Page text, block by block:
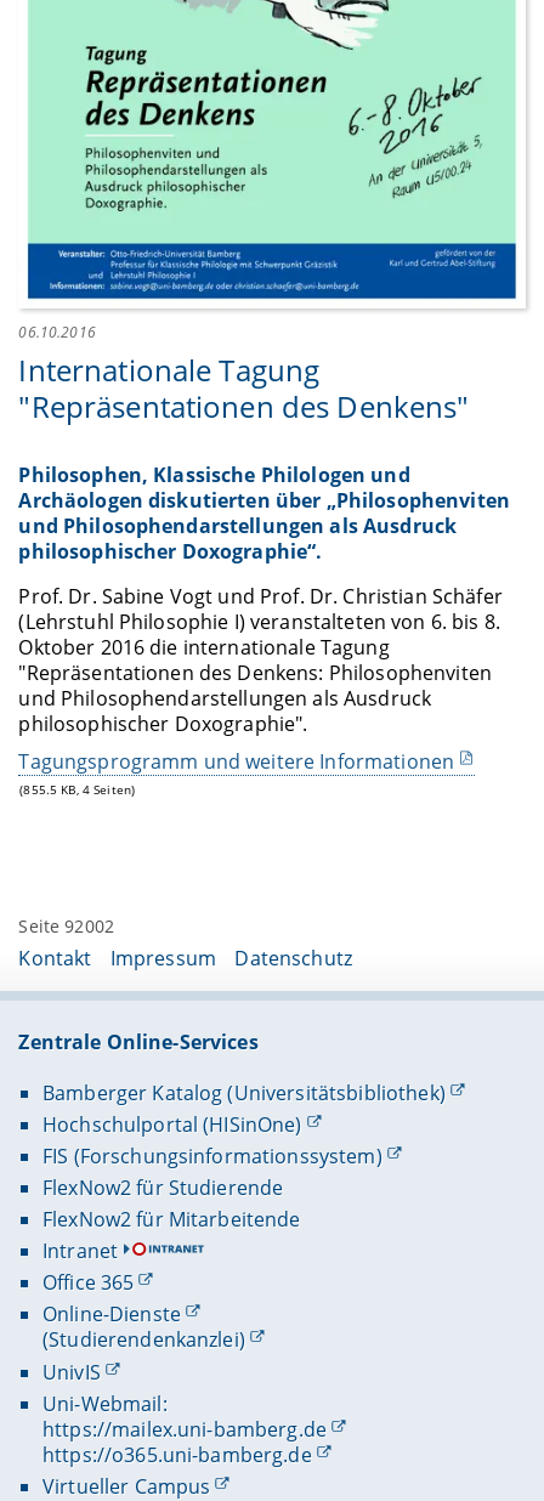
06.10.2016
Internationale Tagung
"Repräsentationen des Denkens"
Philosophen, Klassische Philologen und
Archäologen diskutierten über „Philosophenviten
und Philosophendarstellungen als Ausdruck
philosophischer Doxographie“.
Prof. Dr. Sabine Vogt und Prof. Dr. Christian Schäfer
(Lehrstuhl Philosophie I) veranstalteten von 6. bis 8.
Oktober 2016 die internationale Tagung
"Repräsentationen des Denkens: Philosophenviten
und Philosophendarstellungen als Ausdruck
philosophischer Doxographie".
Tagungsprogramm und weitere Informationen
(855.5 KB, 4 Seiten)
Seite 92002
Kontakt Impressum Datenschutz
Zentrale Online-Services
Bamberger Katalog (Universitätsbibliothek)
Hochschulportal (HISinOne)
FIS (Forschungsinformationssystem)
FlexNow2 für Studierende
FlexNow2 für Mitarbeitende
Intranet
Office 365
Online-Dienste
(Studierendenkanzlei)
UnivIS
Uni-Webmail:
https://mailex.uni-bamberg.de
https://o365.uni-bamberg.de
Virtueller Campus